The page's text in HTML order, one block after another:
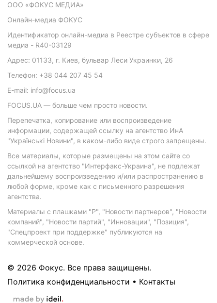
ООО «ФОКУС МЕДИА»
Онлайн-медиа ФОКУС
Идентификатор онлайн-медиа в Реестре субъектов в сфере
медиа - R40-03129
Адрес: 01133, г. Киев, бульвар Леси Украинки, 26
Телефон: +38 044 207 45 54
E-mail: info@focus.ua
FOCUS.UA — больше чем просто новости.
Перепечатка, копирование или воспроизведение
информации, содержащей ссылку на агентство ИнА
"Українські Новини", в каком-либо виде строго запрещены.
Все материалы, которые размещены на этом сайте со
ссылкой на агентство "Интерфакс-Украина", не подлежат
дальнейшему воспроизведению и/или распространению в
любой форме, кроме как с письменного разрешения
агентства.
Материалы с плашками "Р", "Новости партнеров", "Новости
компаний", "Новости партий", "Инновации", "Позиция",
"Спецпроект при поддержке" публикуются на
коммерческой основе.
© 2026 Фокус. Все права защищены.
Политика конфиденциальности • Контакты